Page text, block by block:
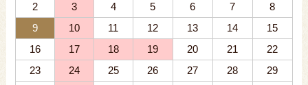
2
3 4 5 6 7
8
9
10 11 12 13 14
15
16
17 18 19 20 21
22
23
24 25 26 27 28
29